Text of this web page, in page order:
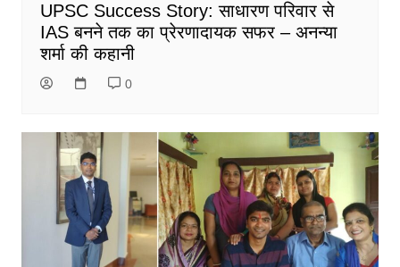
UPSC Success Story: साधारण परिवार से
IAS बनने तक का प्रेरणादायक सफर – अनन्या
शर्मा की कहानी
0